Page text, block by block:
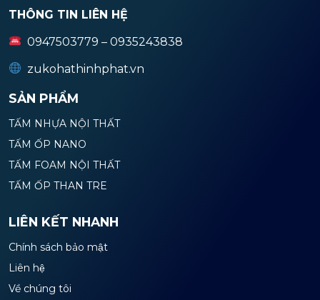
THÔNG TIN LIÊN HỆ
0947503779 – 0935243838
zukohathinhphat.vn
SẢN PHẨM
TẤM NHỰA NỘI THẤT
TẤM ỐP NANO
TẤM FOAM NỘI THẤT
TẤM ỐP THAN TRE
LIÊN KẾT NHANH
Chính sách bảo mật
Liên hệ
Về chúng tôi